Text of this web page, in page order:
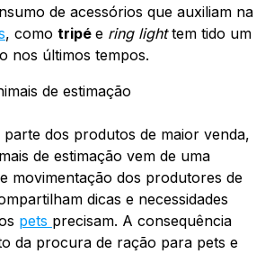
de acessórios que auxiliam na
, como tripé e ring lighttem tido um
nos últimos tempos.
de estimação
dos produtos de maior venda,
de estimação vem de uma
movimentação dos produtores de
dicas e necessidades
pets precisam. A consequência
da procura de ração para pets e